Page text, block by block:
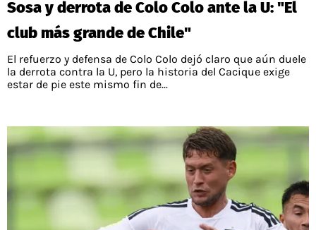
PALESTINO
UNION ESPAÑOLA
CAMPEONATO NACIONAL
GUÍAS
PRONÓSTICOS
FÚTBOL INTERNACIONAL
COPA LIBERTADORES
COPA SUDAMERICANA
CHAMPIONS LEAGUE
EUROPA LEAGUE
CHILENOS EN EL EXTERIOR
CHILENOS POR EL MUNDO
ALEXIS SANCHEZ
DARIO OSORIO
DAMIAN PIZARRO
MERCADO DE FICHAJES
TENIS
ELIMINATORIAS CONMEBOL
FEMENINO
Sosa y derrota de Colo Colo ante la U: "El
club más grande de Chile"
El refuerzo y defensa de Colo Colo dejó claro que aún duele
la derrota contra la U, pero la historia del Cacique exige
estar de pie este mismo fin de...